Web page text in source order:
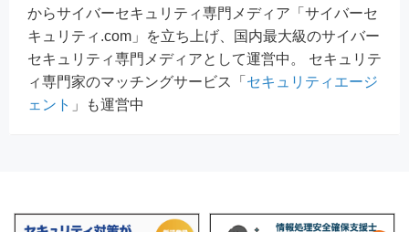
からサイバーセキュリティ専門メディア「サイバーセ
キュリティ.com」を立ち上げ、国内最大級のサイバー
セキュリティ専門メディアとして運営中。 セキュリテ
ィ専門家のマッチングサービス「 セキュリティエージ
ェント 」も運営中